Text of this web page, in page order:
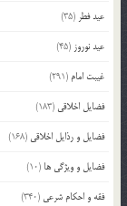
عید فطر (35)
عید نوروز (45)
غیبت امام (291)
فضایل اخلاقی (183)
فضایل و رذایل اخلاقی (168)
فضایل و ویژگی ها (10)
فقه و احکام شرعی (340)